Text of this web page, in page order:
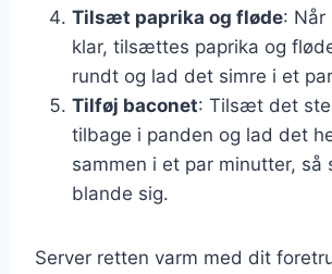
Tilsæt paprika og fløde: Når
klar, tilsættes paprika og
rundt og lad det simre i et
Tilføj baconet: Tilsæt det
tilbage i panden og lad det
sammen i et par minutter, så
blande sig.
Server retten varm med dit